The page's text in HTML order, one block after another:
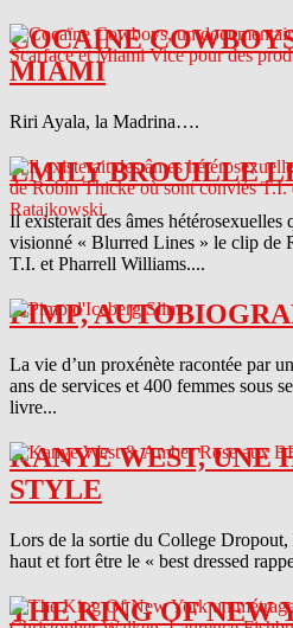
COCAINE
MIAMI
Riri Ayala, la Madrina….
EMILY BROUILLE
Il existerait des âmes hétérosexuelles
visionné « Blurred Lines » le clip de
T.I. et Pharrell Williams....
PIMP,
La vie d’un proxénète racontée par
ans de services et 400 femmes sous
livre...
KANYE WEST, UNE
STYLE
Lors de la sortie du College
haut et fort être le « best dressed
THE KING OF NEW